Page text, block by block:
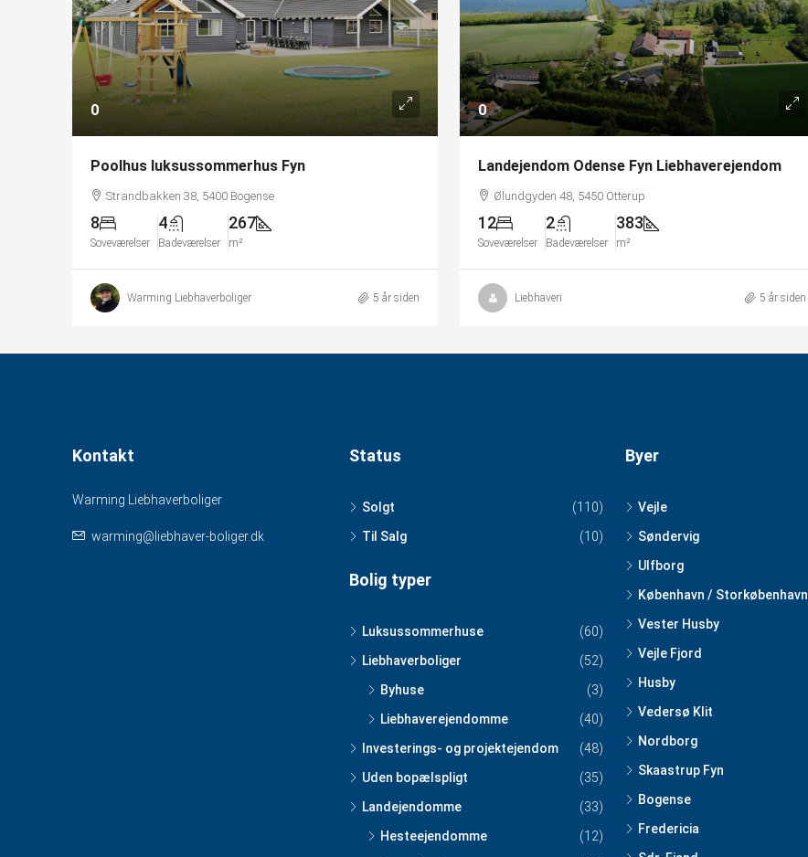
0
Poolhus luksussommerhus Fyn
Strandbakken 38, 5400 Bogense
8
Soveværelser
4
Badeværelser
267
m²
Warming Liebhaverboliger 5 år siden
0
Landejendom Odense Fyn Liebhaverejendom
Ølundgyden 48, 5450 Otterup
12
Soveværelser
2
Badeværelser
383
m²
Liebhaveri 5 år siden
Kontakt
Warming Liebhaverboliger
warming@liebhaver-boliger.dk
Status
Solgt
(110)
Til Salg
(10)
Bolig typer
Luksussommerhuse
(60)
Liebhaverboliger
(52)
Byhuse
(3)
Liebhaverejendomme
(40)
Investerings- og projektejendom
(48)
Uden bopælspligt
(35)
Landejendomme
(33)
Hesteejendomme
(12)
Byer
Vejle
Søndervig
Ulfborg
København / Storkøbenhavn
Vester Husby
Vejle Fjord
Husby
Vedersø Klit
Nordborg
Skaastrup Fyn
Bogense
Fredericia